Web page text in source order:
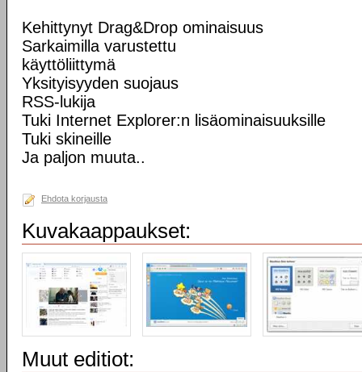
Kehittynyt Drag&Drop ominaisuus
Sarkaimilla varustettu
käyttöliittymä
Yksityisyyden suojaus
RSS-lukija
Tuki Internet Explorer:n lisäominaisuuksille
Tuki skineille
Ja paljon muuta..
Ehdota korjausta
Kuvakaappaukset:
Muut editiot: